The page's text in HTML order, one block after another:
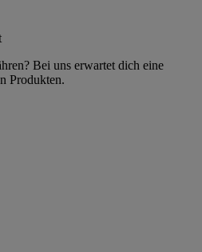
Bei uns erwartet dich eine
Produkten.